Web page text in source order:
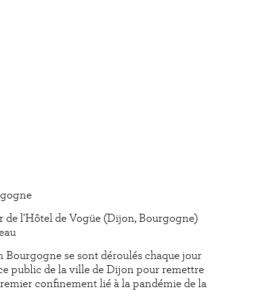
de l'Hôtel de Vogüe (Dijon, Bourgogne)
se sont déroulés chaque jour
public de la ville de Dijon pour remettre
confinement lié à la pandémie de la